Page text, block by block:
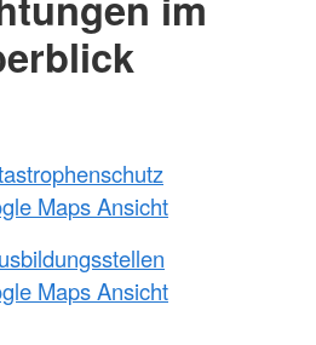
Maps Ansicht
Maps Ansicht